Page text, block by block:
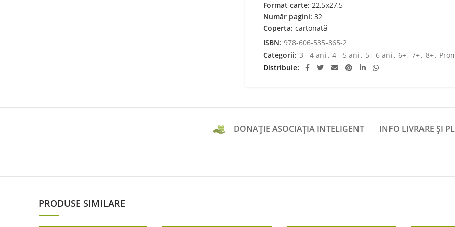
Format carte: 22,5x27,5
Număr pagini: 32
Coperta: cartonată
ISBN: 978-606-535-865-2
Categorii: 3 - 4 ani , 4 - 5 ani , 5 - 6 ani , 6+, 7+, 8+,
Distribuie
DONAȚIE ASOCIAȚIA INTELIGENT INFO LIVRARE ȘI
PRODUSE SIMILARE